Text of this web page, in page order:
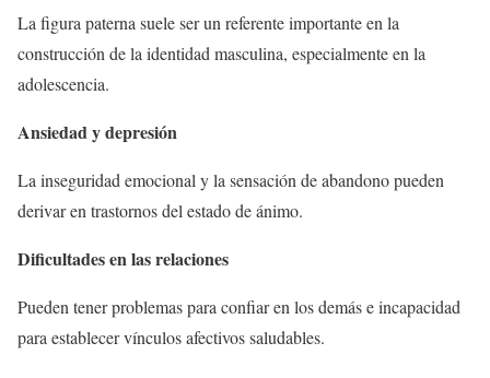
La figura paterna suele ser un referente importante en la
construcción de la identidad masculina, especialmente en la
adolescencia.
Ansiedad y depresión
La inseguridad emocional y la sensación de abandono pueden
derivar en trastornos del estado de ánimo.
Dificultades en las relaciones
Pueden tener problemas para confiar en los demás e incapacidad
para establecer vínculos afectivos saludables.